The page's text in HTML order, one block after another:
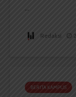
...
Redaksi
BERITA KAMPUS